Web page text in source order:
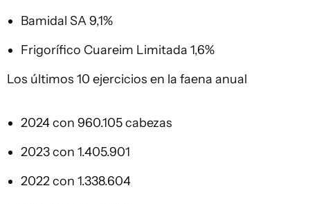
Bamidal SA 9,1%
Frigorífico Cuareim Limitada 1,6%
Los últimos 10 ejercicios en la faena anual
2024 con 960.105 cabezas
2023 con 1.405.901
2022 con 1.338.604